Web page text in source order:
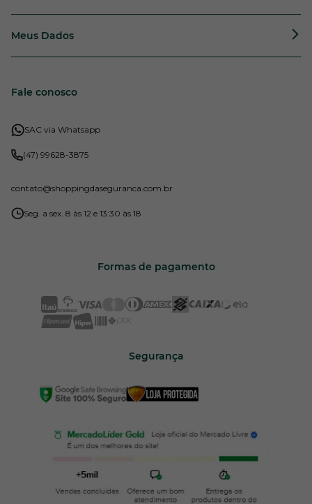
Meus Dados
Fale conosco
SAC via Whatsapp
(47) 99628-3875
contato@shoppingdaseguranca.com.br
Seg. a sex. 8 às 12 e 13:30 às 18
Formas de pagamento
Segurança